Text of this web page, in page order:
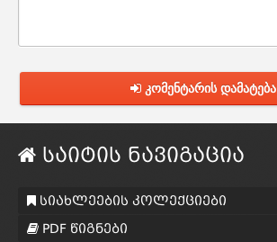
კომენტარის დამატება
საიტის ნავიგაცია
სიახლეების კოლექციები
PDF წიგნები